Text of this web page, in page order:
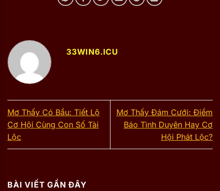
33WIN6.ICU
Mơ Thấy Có Bầu: Tiết Lộ
Cơ Hội Cùng Con Số Tài
Lộc
Mơ Thấy Đám Cưới: Điềm
Báo Tình Duyên Hay Cơ
Hội Phát Lộc?
BÀI VIẾT GẦN ĐÂY